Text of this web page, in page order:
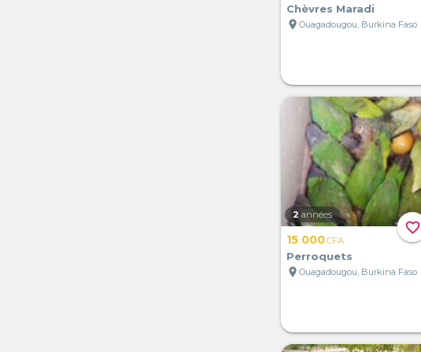
Chèvres Maradi
location_on Ouagadougou, Burkina Faso
favorite_border
2 années
15 000CFA
Perroquets
location_on Ouagadougou, Burkina Faso